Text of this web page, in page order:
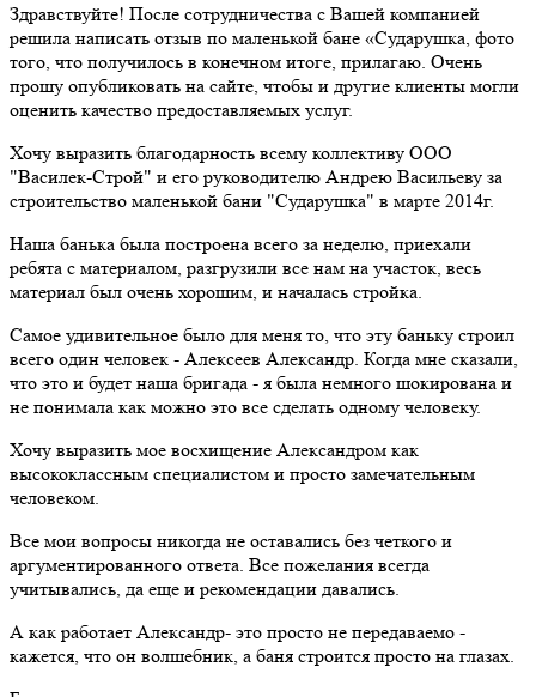
Здравствуйте! После сотрудничества с Вашей компанией
решила написать отзыв по маленькой бане «Сударушка, фото
того, что получилось в конечном итоге, прилагаю. Очень
прошу опубликовать на сайте, чтобы и другие клиенты могли
оценить качество предоставляемых услуг.
Хочу выразить благодарность всему коллективу ООО
"Василек-Строй" и его руководителю Андрею Васильеву за
строительство маленькой бани "Сударушка" в марте 2014г.
Наша банька была построена всего за неделю, приехали
ребята с материалом, разгрузили все нам на участок, весь
материал был очень хорошим, и началась стройка.
Самое удивительное было для меня то, что эту баньку строил
всего один человек - Алексеев Александр. Когда мне сказали,
что это и будет наша бригада - я была немного шокирована и
не понимала как можно это все сделать одному человеку.
Хочу выразить мое восхищение Александром как
высококлассным специалистом и просто замечательным
человеком.
Все мои вопросы никогда не оставались без четкого и
аргументированного ответа. Все пожелания всегда
учитывались, да еще и рекомендации давались.
А как работает Александр- это просто не передаваемо -
кажется, что он волшебник, а баня строится просто на глазах.